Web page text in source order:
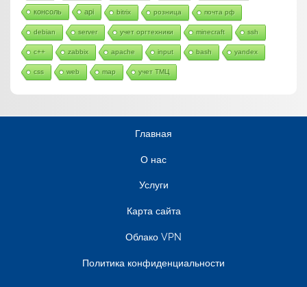
консоль api bitrix розница почта рф
debian server учет оргтехники minecraft ssh
c++ zabbix apache input bash yandex
css web map учет ТМЦ
Главная
О нас
Услуги
Карта сайта
Облако VPN
Политика конфиденциальности